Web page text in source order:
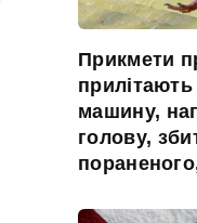
Прикмети
прилітають
машину,
голову,